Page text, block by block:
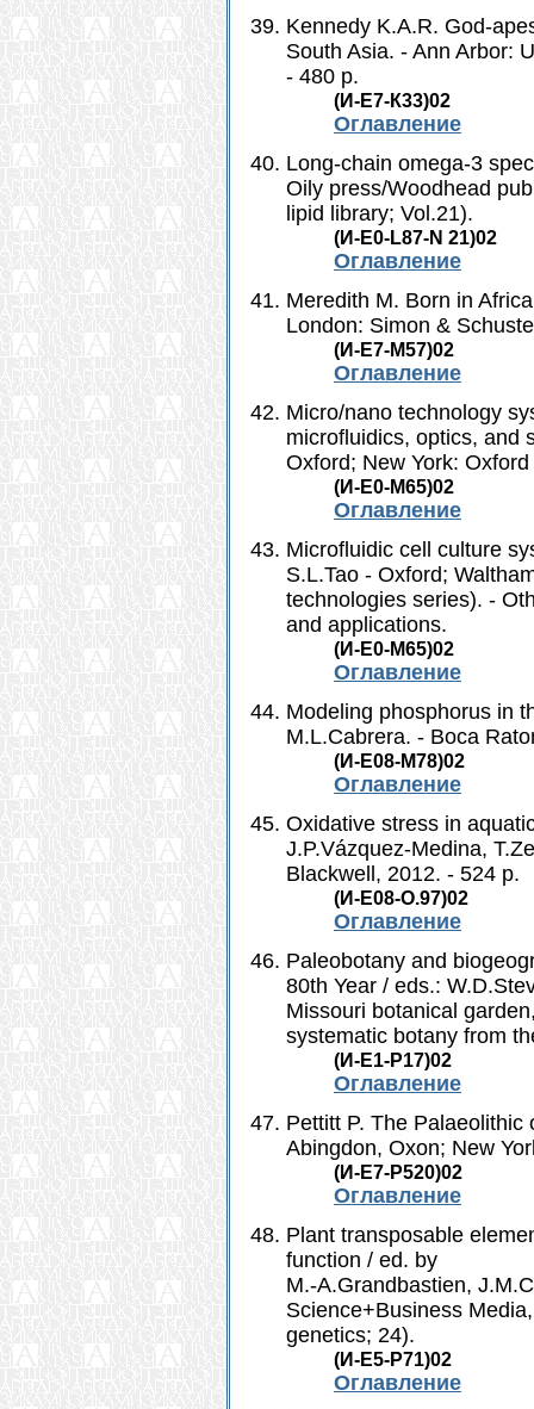
Kennedy K.A.R. God-
South Asia. - Ann Arbor:
- 480 p.
(И-Е7-К33)02
Оглавление
Long-chain omega-3
Oily press/Woodhead
lipid library; Vol.21).
(И-Е0-L87-N 21)02
Оглавление
Meredith M. Born in
London: Simon &
(И-Е7-М57)02
Оглавление
Micro/nano technology
microfluidics, optics, and
Oxford; New York:
(И-Е0-М65)02
Оглавление
Microfluidic cell culture
S.L.Tao - Oxford;
technologies series). -
and applications.
(И-Е0-М65)02
Оглавление
Modeling phosphorus in
M.L.Cabrera. - Boca
(И-Е08-M78)02
Оглавление
Oxidative stress in
J.P.Vázquez-Medina,
Blackwell, 2012. - 524 p.
(И-Е08-O.97)02
Оглавление
Paleobotany and
80th Year / eds.:
Missouri botanical
systematic botany from
(И-Е1-Р17)02
Оглавление
Pettitt P. The
Abingdon, Oxon; New
(И-Е7-P520)02
Оглавление
Plant transposable
function / ed. by
M.-A.Grandbastien,
Science+Business
genetics; 24).
(И-Е5-P71)02
Оглавление